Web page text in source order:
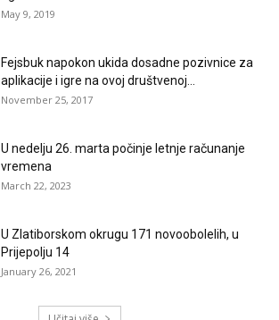
May 9, 2019
Fejsbuk napokon ukida dosadne pozivnice za
aplikacije i igre na ovoj društvenoj...
November 25, 2017
U nedelju 26. marta počinje letnje računanje
vremena
March 22, 2023
U Zlatiborskom okrugu 171 novoobolelih, u
Prijepolju 14
January 26, 2021